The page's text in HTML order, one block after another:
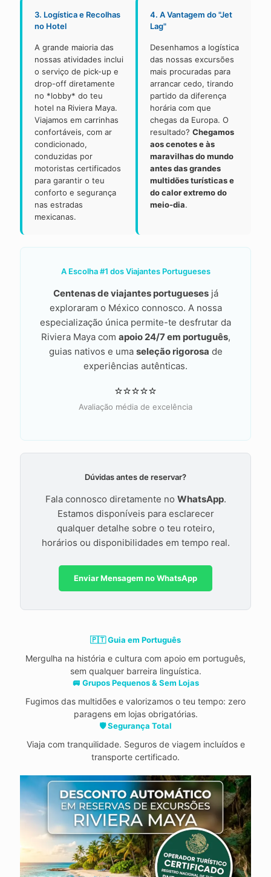
3. Logística e Recolhas
no Hotel
A grande maioria das
nossas atividades inclui
o serviço de pick-up e
drop-off diretamente
no *lobby* do teu
hotel na Riviera Maya.
Viajamos em carrinhas
confortáveis, com ar
condicionado,
conduzidas por
motoristas certificados
para garantir o teu
conforto e segurança
nas estradas
mexicanas.
4. A Vantagem do "Jet
Lag"
Desenhamos a logística
das nossas excursões
mais procuradas para
arrancar cedo, tirando
partido da diferença
horária com que
chegas da Europa. O
resultado? Chegamos
aos cenotes e às
maravilhas do mundo
antes das grandes
multidões turísticas e
do calor extremo do
meio-dia.
A Escolha #1 dos Viajantes Portugueses
Centenas de viajantes portuguesesjá
exploraram o México connosco. A nossa
especialização única permite-te desfrutar da
Riviera Maya com apoio 24/7 em português,
guias nativos e uma seleção rigorosa de
experiências autênticas.
⭐⭐⭐⭐⭐
Avaliação média de excelência
Dúvidas antes de reservar?
Fala connosco diretamente no WhatsApp.
Estamos disponíveis para esclarecer
qualquer detalhe sobre o teu roteiro,
horários ou disponibilidades em tempo real.
Enviar Mensagem no WhatsApp
🇵🇹 Guia em Português
Mergulha na história e cultura com apoio em português,
sem qualquer barreira linguística.
🚐 Grupos Pequenos & Sem Lojas
Fugimos das multidões e valorizamos o teu tempo: zero
paragens em lojas obrigatórias.
🛡️ Segurança Total
Viaja com tranquilidade. Seguros de viagem incluídos e
transporte certificado.